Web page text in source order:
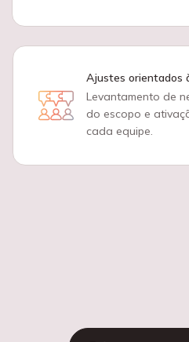
Ajustes orientados
Levantamento de
do escopo e
cada equipe.